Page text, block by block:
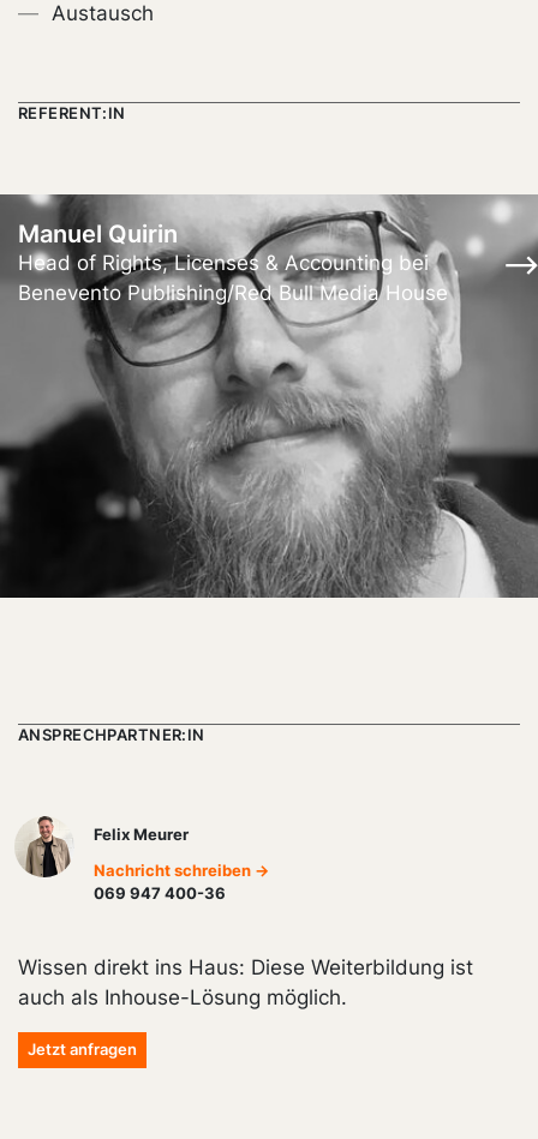
Austausch
REFERENT:IN
Manuel Quirin
Head of Rights, Licenses & Accounting bei
Benevento Publishing/Red Bull Media House
ANSPRECHPARTNER:IN
Felix Meurer
Nachricht schreiben →
069 947 400-36
Wissen direkt ins Haus: Diese Weiterbildung ist
auch als Inhouse-Lösung möglich.
Jetzt anfragen